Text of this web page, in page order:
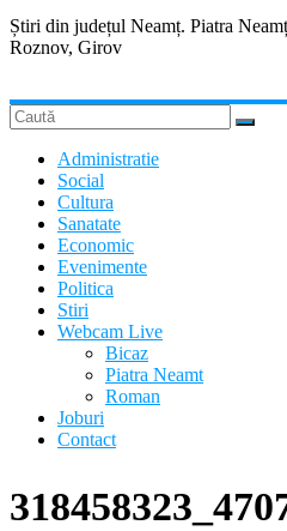
Știri din județul Neamț. Piatra
Roznov, Girov
Administratie
Social
Cultura
Sanatate
Economic
Evenimente
Politica
Stiri
Webcam Live
Bicaz
Piatra Neamt
Roman
Joburi
Contact